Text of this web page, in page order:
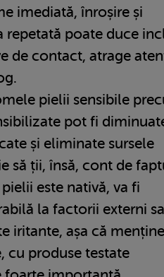
imediată, înroșire și
repetată poate duce
de contact, atrage
pielii sensibile
pot fi
și eliminate sursele
să ții, însă, cont de
este nativă, va fi
la factorii externi
iritante, așa că
cu produse testate